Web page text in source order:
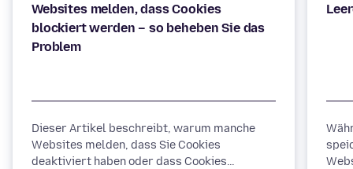
Websites melden, dass Cookies
blockiert werden – so beheben Sie das
Problem
Dieser Artikel beschreibt, warum manche
Websites melden, dass Sie Cookies
deaktiviert haben oder dass Cookies